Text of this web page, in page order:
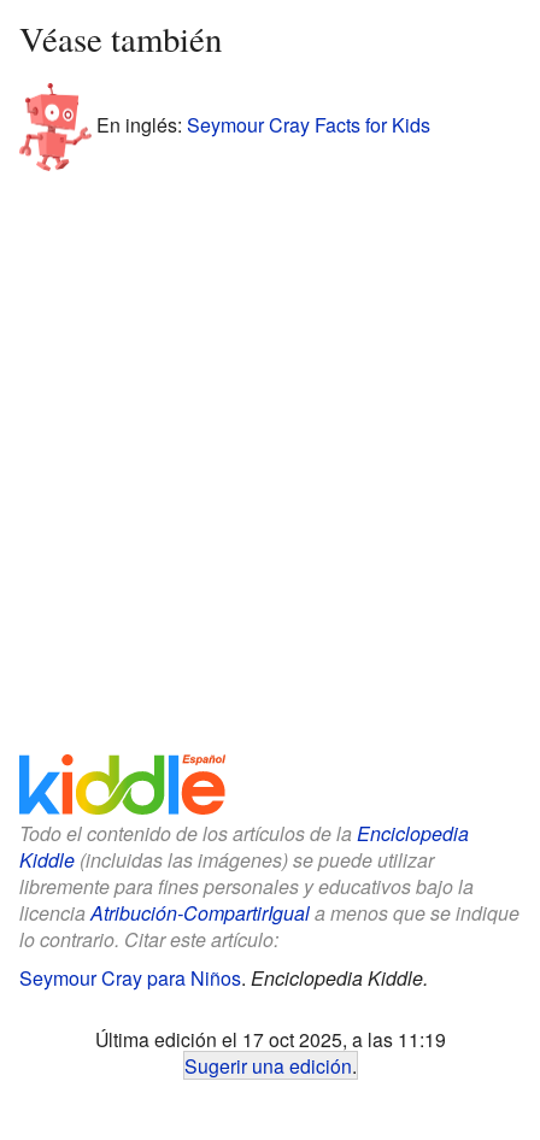
Véase también
En inglés: Seymour Cray Facts for Kids
Todo el contenido de los artículos de la Enciclopedia
Kiddle (incluidas las imágenes) se puede utilizar
libremente para fines personales y educativos bajo la
licenciaAtribución-CompartirIguala menos que se indique
lo contrario. Citar este artículo:
Seymour Cray para Niños. Enciclopedia Kiddle.
Última edición el 17 oct 2025, a las 11:19
Sugerir una edición.